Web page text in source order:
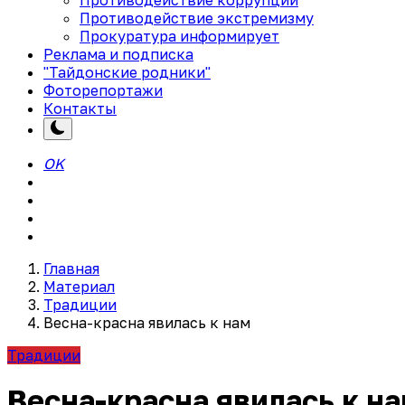
Противодействие экстремизму
Прокуратура информирует
Реклама и подписка
"Тайдонские родники"
Фоторепортажи
Контакты
OK
Главная
Материал
Традиции
Весна-красна явилась к нам
Традиции